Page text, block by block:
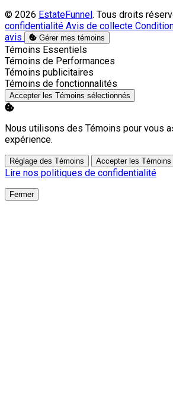
© 2026 EstateFunnel. Tous droits
confidentialité Avis de collecte
avis
Gérer mes témoins
Activer
Témoins Essentiels
Activer
Témoins de Performances
Activer
Témoins publicitaires
Activer
Témoins de fonctionnalités
Accepter les Témoins sélectionnés
Nous utilisons des Témoins pour vous
expérience.
Réglage des Témoins Accepter les Témoins
Lire nos politiques de confidentialité
Fermer